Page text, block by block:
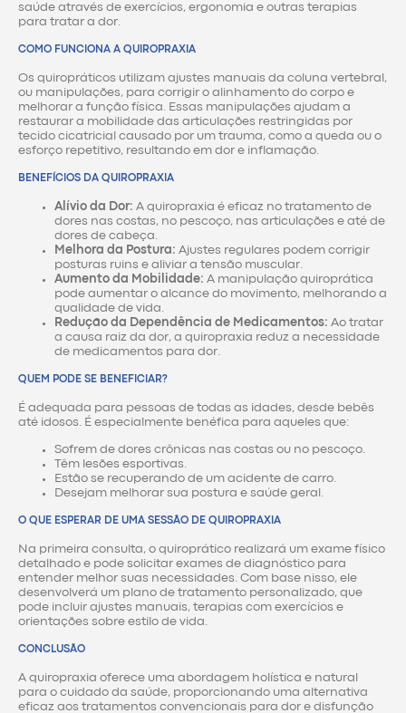
saúde através de exercícios, ergonomia e outras terapias
para tratar a dor.
COMO FUNCIONA A QUIROPRAXIA
Os quiropráticos utilizam ajustes manuais da coluna vertebral,
ou manipulações, para corrigir o alinhamento do corpo e
melhorar a função física. Essas manipulações ajudam a
restaurar a mobilidade das articulações restringidas por
tecido cicatricial causado por um trauma, como a queda ou o
esforço repetitivo, resultando em dor e inflamação.
BENEFÍCIOS DA QUIROPRAXIA
Alívio da Dor: A quiropraxia é eficaz no tratamento de
dores nas costas, no pescoço, nas articulações e até de
dores de cabeça.
Melhora da Postura: Ajustes regulares podem corrigir
posturas ruins e aliviar a tensão muscular.
Aumento da Mobilidade: A manipulação quiroprática
pode aumentar o alcance do movimento, melhorando a
qualidade de vida.
Redução da Dependência de Medicamentos: Ao tratar
a causa raiz da dor, a quiropraxia reduz a necessidade
de medicamentos para dor.
QUEM PODE SE BENEFICIAR?
É adequada para pessoas de todas as idades, desde bebês
até idosos. É especialmente benéfica para aqueles que:
Sofrem de dores crônicas nas costas ou no pescoço.
Têm lesões esportivas.
Estão se recuperando de um acidente de carro.
Desejam melhorar sua postura e saúde geral.
O QUE ESPERAR DE UMA SESSÃO DE QUIROPRAXIA
Na primeira consulta, o quiroprático realizará um exame físico
detalhado e pode solicitar exames de diagnóstico para
entender melhor suas necessidades. Com base nisso, ele
desenvolverá um plano de tratamento personalizado, que
pode incluir ajustes manuais, terapias com exercícios e
orientações sobre estilo de vida.
CONCLUSÃO
A quiropraxia oferece uma abordagem holística e natural
para o cuidado da saúde, proporcionando uma alternativa
eficaz aos tratamentos convencionais para dor e disfunção